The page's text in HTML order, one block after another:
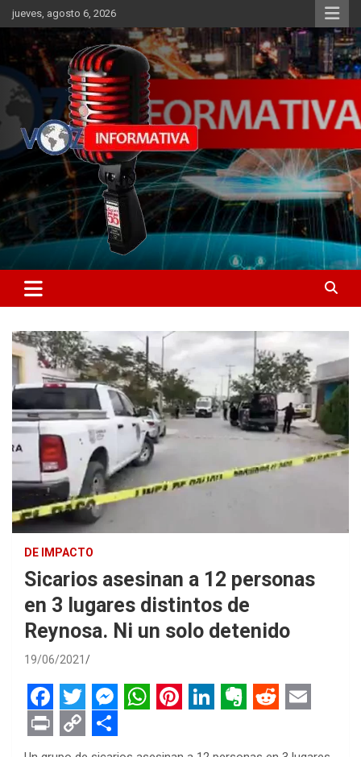
Skip
to
content
jueves, agosto 6, 2026
ncstv.info
Libertad informativa
DE IMPACTO
Sicarios asesinan a 12 personas
en 3 lugares distintos de
Reynosa. Ni un solo detenido
19/06/2021
F
a
T
w
M
e
h
i
i
v
e
m
P C S